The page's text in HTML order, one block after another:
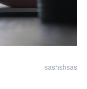
sashshsas